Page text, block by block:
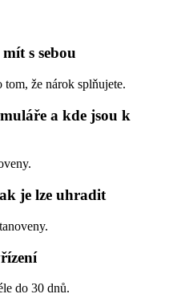
s sebou
že nárok splňujete.
a kde jsou k
je lze uhradit
do 30 dnů.